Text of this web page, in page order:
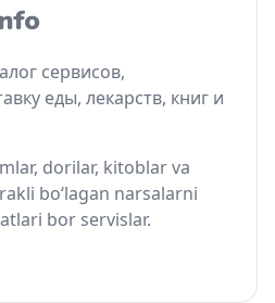
сервисов,
еды, лекарств, книг и
dorilar, kitoblar va
bo‘lagan narsalarni
bor servislar.